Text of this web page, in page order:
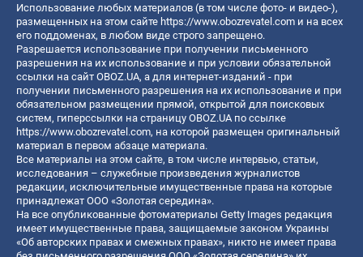
Использование любых материалов (в том числе фото- и видео-),
размещенных на этом сайте https://www.obozrevatel.com и на всех
его поддоменах, в любом виде строго запрещено.
Разрешается использование при получении письменного
разрешения на их использование и при условии обязательной
ссылки на сайт OBOZ.UA, а для интернет-изданий - при
получении письменного разрешения на их использование и при
обязательном размещении прямой, открытой для поисковых
систем, гиперссылки на страницу OBOZ.UA по ссылке
https://www.obozrevatel.com, на которой размещен оригинальный
материал в первом абзаце материала.
Все материалы на этом сайте, в том числе интервью, статьи,
исследования – служебные произведения журналистов
редакции, исключительные имущественные права на которые
принадлежат ООО «Золотая середина».
На все опубликованные фотоматериалы Getty Images редакция
имеет имущественные права, защищаемые законом Украины
«Об авторских правах и смежных правах», никто не имеет права